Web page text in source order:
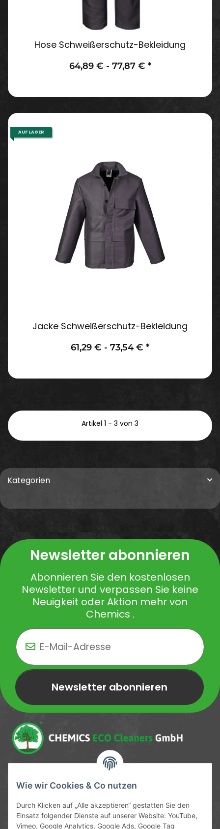
Wie wir Cookies & Co nutzen
Durch Klicken auf „Alle akzeptieren“ gestatten Sie den
Einsatz folgender Dienste auf unserer Website: YouTube,
Vimeo, Google Analytics, Google Ads, Google Tag
Hose Schweißerschutz-Bekleidung
64,89 € - 77,87 € *
AUF LAGER
Jacke Schweißerschutz-Bekleidung
61,29 € - 73,54 € *
Artikel 1 - 3 von 3
Kategorien
Newsletter abonnieren
Abonnieren Sie den kostenlosen
Newsletter und verpassen Sie keine
Neuigkeit oder Aktion mehr von
Chemics .
Newsletter abonnieren
Newsletter Newsletter abonnieren
Service-Hotline
09372 / 70 80 90
Mo-Fr, 09:00-12:00 | 13:00-17:00 Uhr